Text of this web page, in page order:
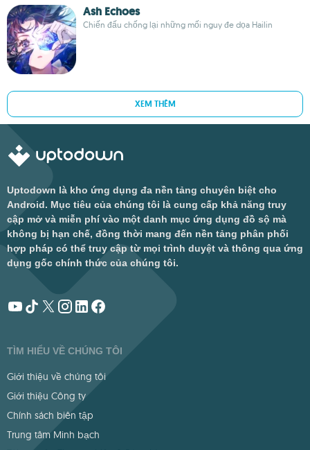
Ash Echoes
Chiến đấu chống lại những mối nguy đe dọa Hailin
XEM THÊM
Uptodown là kho ứng dụng đa nền tảng chuyên biệt cho
Android. Mục tiêu của chúng tôi là cung cấp khả năng truy
cập mở và miễn phí vào một danh mục ứng dụng đồ sộ mà
không bị hạn chế, đồng thời mang đến nền tảng phân phối
hợp pháp có thể truy cập từ mọi trình duyệt và thông qua ứng
dụng gốc chính thức của chúng tôi.
TÌM HIỂU VỀ CHÚNG TÔI
Giới thiệu về chúng tôi
Giới thiệu Công ty
Chính sách biên tập
Trung tâm Minh bạch